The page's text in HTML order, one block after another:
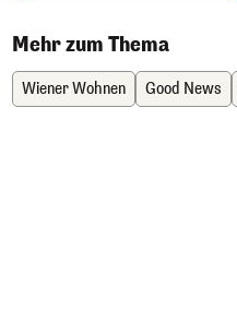
Mehr zum Thema
Wiener Wohnen Good News